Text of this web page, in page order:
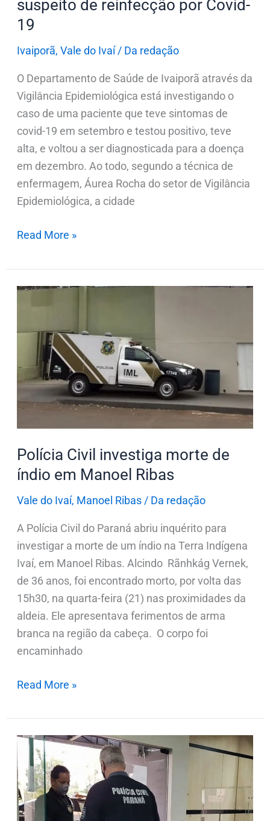
suspeito de reinfecção por Covid-
19
Ivaiporã, Vale do Ivaí/ Da redação
O Departamento de Saúde de Ivaiporã através da
Vigilância Epidemiológica está investigando o
caso de uma paciente que teve sintomas de
covid-19 em setembro e testou positivo, teve
alta, e voltou a ser diagnosticada para a doença
em dezembro. Ao todo, segundo a técnica de
enfermagem, Áurea Rocha do setor de Vigilância
Epidemiológica, a cidade
Read More »
Polícia Civil investiga morte de
índio em Manoel Ribas
Vale do Ivaí, Manoel Ribas/ Da redação
A Polícia Civil do Paraná abriu inquérito para
investigar a morte de um índio na Terra Indígena
Ivaí, em Manoel Ribas. Alcindo Rãnhkág Vernek,
de 36 anos, foi encontrado morto, por volta das
15h30, na quarta-feira (21) nas proximidades da
aldeia. Ele apresentava ferimentos de arma
branca na região da cabeça. O corpo foi
encaminhado
Polícia
investiga
morte
de
índio
em
Read More »
Polícia
Civil
investiga
quadrilha
que